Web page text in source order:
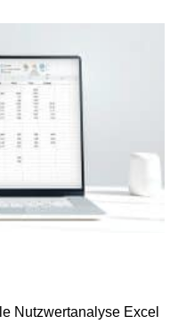
Nutzwertanalyse Excel